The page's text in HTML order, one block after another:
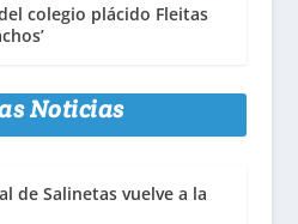
colegio plácido Fleitas
Noticias
de Salinetas vuelve a la